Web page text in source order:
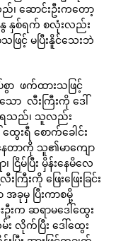
၊ ဆောင်းဦးကတော့
ေ နှစ်ရက် စလုံးလည်း
ဖြင့် မပြီးနိူင်သေးဘဲ
ာ ဖက်ထားသဖြင့်
ာ လီးကြီးကို ဒေါ်
ေရသည်၊ သူလည်း
ေးရီ စောက်ခေါင်း
ေတာကို သူ၏မာကျော
ငြိမ်ပြီး မှိန်းနေမိလေ
ြီးကို ဖြေးဖြေးခြင်း
ခုမှ ပြီးကာစမို့
းက ဆရာမဒေါ်ထွေး
လိုက်ပြီး ဒေါ်ထွေး